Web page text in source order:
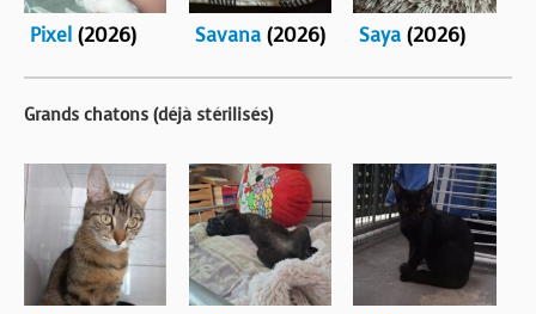
Pixel (2026) Savana (2026) Saya (2026)
Grands chatons (déjà stérilisés)